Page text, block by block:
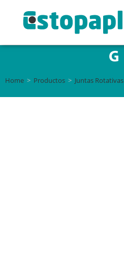
G
Home > Productos > Juntas Rotativas